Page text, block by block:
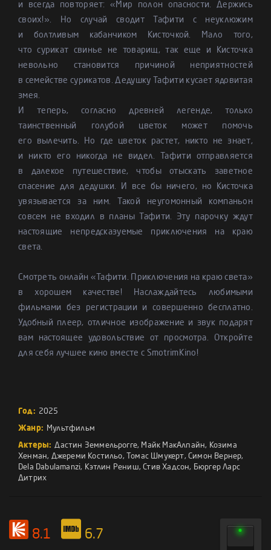
и всегда повторяет: «Мир полон опасности. Держись
своих!». Но случай сводит Тафити с неуклюжим
и болтливым кабанчиком Кисточкой. Мало того,
что сурикат свинье не товарищ, так еще и Кисточка
невольно становится причиной неприятностей
в семействе сурикатов. Дедушку Тафити кусает ядовитая
змея.
И теперь, согласно древней легенде, только
таинственный голубой цветок может помочь
его вылечить. Но где цветок растет, никто не знает,
и никто его никогда не видел. Тафити отправляется
в далекое путешествие, чтобы отыскать заветное
спасение для дедушки. И все бы ничего, но Кисточка
увязывается за ним. Такой неугомонный компаньон
совсем не входил в планы Тафити. Эту парочку ждут
настоящие непредсказуемые приключения на краю
света.
Смотреть онлайн «Тафити. Приключения на краю света»
в хорошем качестве! Наслаждайтесь любимыми
фильмами без регистрации и совершенно бесплатно.
Удобный плеер, отличное изображение и звук подарят
вам настоящее удовольствие от просмотра. Откройте
для себя лучшее кино вместе с SmotrimKino!
Год: 2025
Жанр: Мультфильм
Актеры: Дастин Земмельрогге, Майк МакАлпайн, Козима
Хенман, Джереми Костильо, Томас Шмукерт, Симон Вернер,
Dela Dabulamanzi, Кэтлин Рениш,Стив Хадсон, Бюргер Ларс
Дитрих
8.1 6.7